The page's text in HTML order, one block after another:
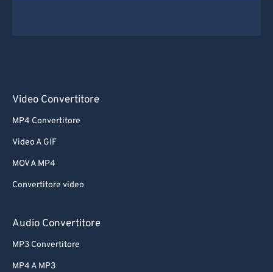
Video Convertitore
MP4 Convertitore
Video A GIF
MOV A MP4
Convertitore video
Audio Convertitore
MP3 Convertitore
MP4 A MP3